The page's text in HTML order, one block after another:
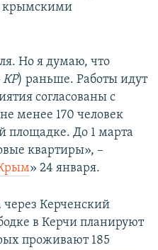
крымскими
Но я думаю, что
КР) раньше. Работы идут
согласованы с
менее 170 человек
площадке. До 1 марта
квартиры», –
» 24 января.
через Керченский
в Керчи планируют
проживают 185